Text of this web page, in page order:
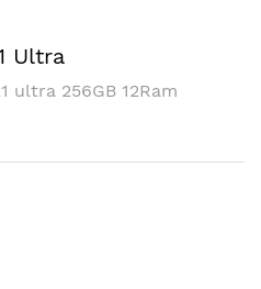
Ultra
ultra 256GB 12Ram